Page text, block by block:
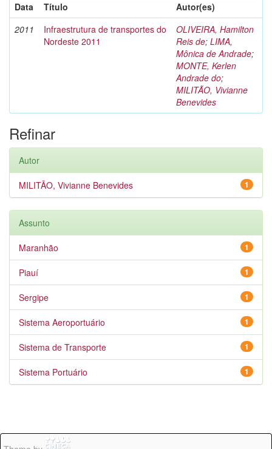
Data
Título
Autor(es)
2011
Infraestrutura de transportes do
Nordeste 2011
OLIVEIRA, Hamilton
Reis de; LIMA,
Mônica de Andrade;
MONTE, Kerlen
Andrade do;
MILITÃO, Vivianne
Benevides
Refinar
Autor
1
MILITÃO, Vivianne Benevides
Assunto
1
Maranhão
1
Piauí
1
Sergipe
1
Sistema Aeroportuário
1
Sistema de Transporte
1
Sistema Portuário